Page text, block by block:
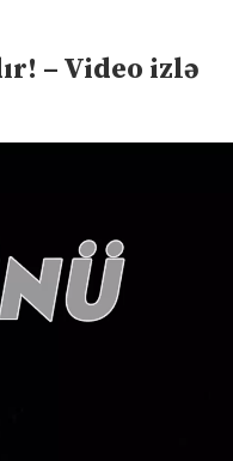
– Video izlə